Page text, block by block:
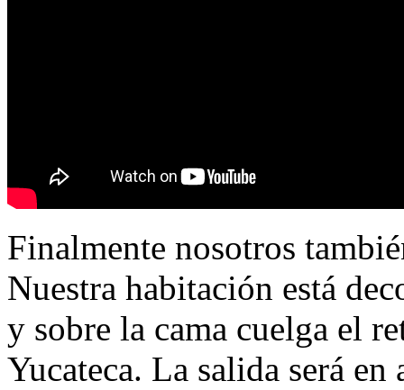
Finalmente nosotros
Nuestra habitación está
y sobre la cama cuelga el
Yucateca. La salida será en